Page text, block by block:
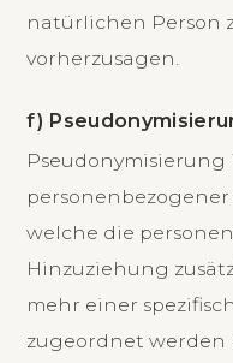
natürlichen Person
vorherzusagen.
f)
welche die
Hinzuziehung
mehr einer
zugeordnet werden